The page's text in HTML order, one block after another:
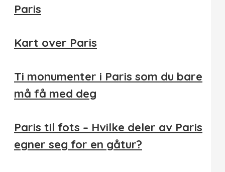
Paris
Kart over Paris
Ti monumenter i Paris som du bare
må få med deg
Paris til fots – Hvilke deler av Paris
egner seg for en gåtur?